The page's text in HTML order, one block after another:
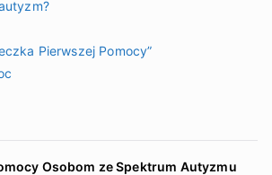
Pierwszej Pomocy”
Osobom ze Spektrum Autyzmu